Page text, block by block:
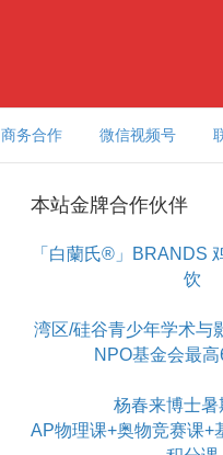
商务合作 微信视频号
本站金牌合作伙伴
「白蘭氏®」BRANDS
饮
湾区/硅谷青少年学术与
NPO基金会最
杨春来博士暑
AP物理课+奥物竞赛课+